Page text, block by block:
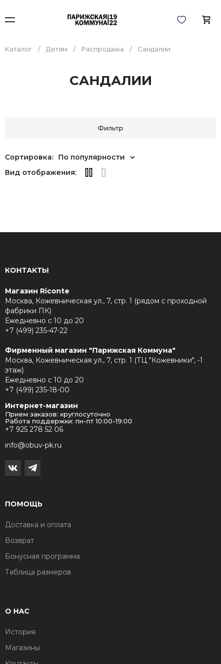
Каталог Детям Распродажа Сандалии
САНДАЛИИ
Фильтр
Сортировка:
По популярности
Вид отображения:
КОНТАКТЫ
Магазин Riconte
Москва, Кожевническая ул., 7, стр. 1 (рядом с проходной
фабрики ПК)
Ежедневно с 10 до 20
+7 (499) 235-47-22
Фирменный магазин "Парижская Коммуна"
Москва, Кожевническая ул., 7, стр. 1 (ТЦ "Кожевники", -1
этаж)
Ежедневно с 10 до 20
+7 (499) 235-18-00
Интернет-магазин
Прием заказов: круглосуточно
Работа поддержки: пн-пт 10:00-19:00
+7 925 278 52 06
info@obuv-pk.ru
ПОМОЩЬ
Доставка и оплата
Возврат
Бонусная программа
Таблица размеров
О НАС
История
Магазины